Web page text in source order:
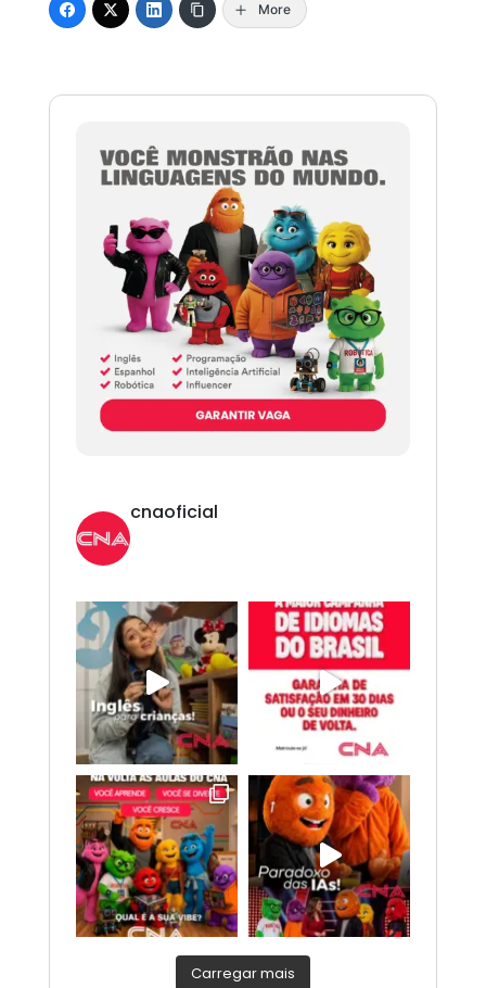
More
cnaoficial
Novo CNA. Vem com tudo!
Espanhol, Programação, Robótica, IA e
Carregar mais